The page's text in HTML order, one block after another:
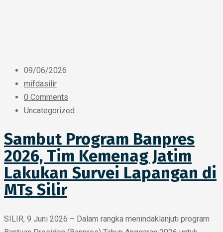
09/06/2026
mifdasilir
0 Comments
Uncategorized
Sambut Program Banpres
2026, Tim Kemenag Jatim
Lakukan Survei Lapangan di
MTs Silir
SILIR, 9 Juni 2026 – Dalam rangka menindaklanjuti program